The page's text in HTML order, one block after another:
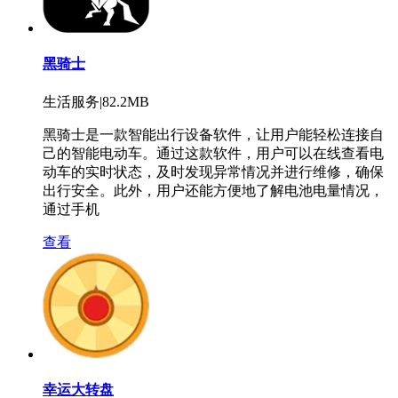
黑骑士
生活服务|82.2MB
黑骑士是一款智能出行设备软件，让用户能轻松连接自
己的智能电动车。通过这款软件，用户可以在线查看电
动车的实时状态，及时发现异常情况并进行维修，确保
出行安全。此外，用户还能方便地了解电池电量情况，
通过手机
查看
幸运大转盘